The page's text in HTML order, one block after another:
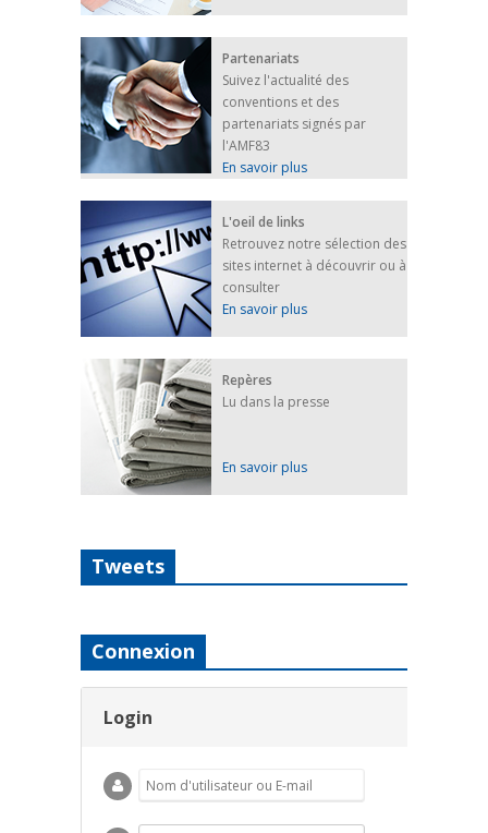
Partenariats
Suivez l'actualité des
conventions et des
partenariats signés par
l'AMF83
En savoir plus
L'oeil de links
Retrouvez notre sélection des
sites internet à découvrir ou à
consulter
En savoir plus
Repères
Lu dans la presse
En savoir plus
Tweets
Connexion
Login